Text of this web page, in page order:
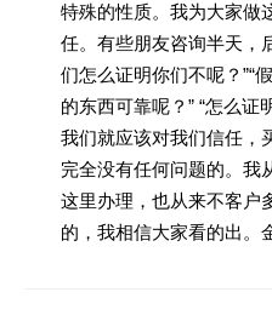
特殊的性质。我为大家做
任。有些朋友咨询半天，
们怎么证明你们不呢？”“
的东西可靠呢？” “怎么证
我们就应该对我们信任，
完全没有任何问题的。我
这里办理，也从来不客户
的，我相信大家看的出。